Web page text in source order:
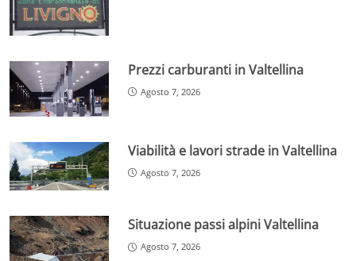
Prezzi carburanti in Valtellina
Agosto 7, 2026
Viabilità e lavori strade in Valtellina
Agosto 7, 2026
Situazione passi alpini Valtellina
Agosto 7, 2026